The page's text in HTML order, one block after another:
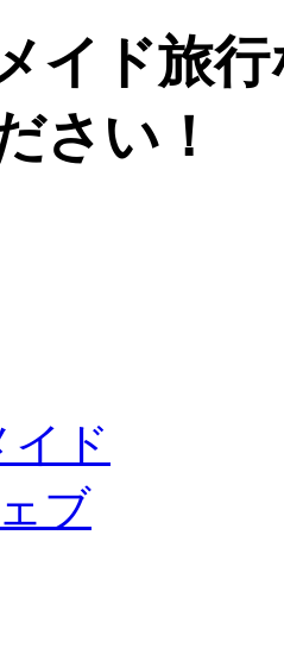
イド旅
さい！